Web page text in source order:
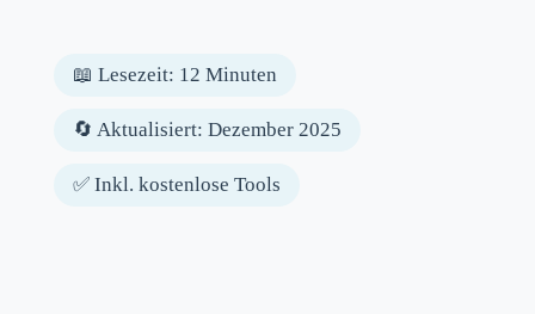
📖 Lesezeit: 12 Minuten
🔄 Aktualisiert: Dezember 2025
✅ Inkl. kostenlose Tools